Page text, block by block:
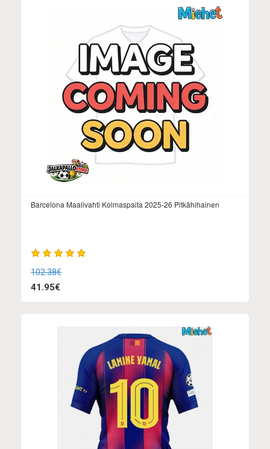
Barcelona Maalivahti Kolmaspaita 2025-26 Pitkähihainen
102.38€
41.95€